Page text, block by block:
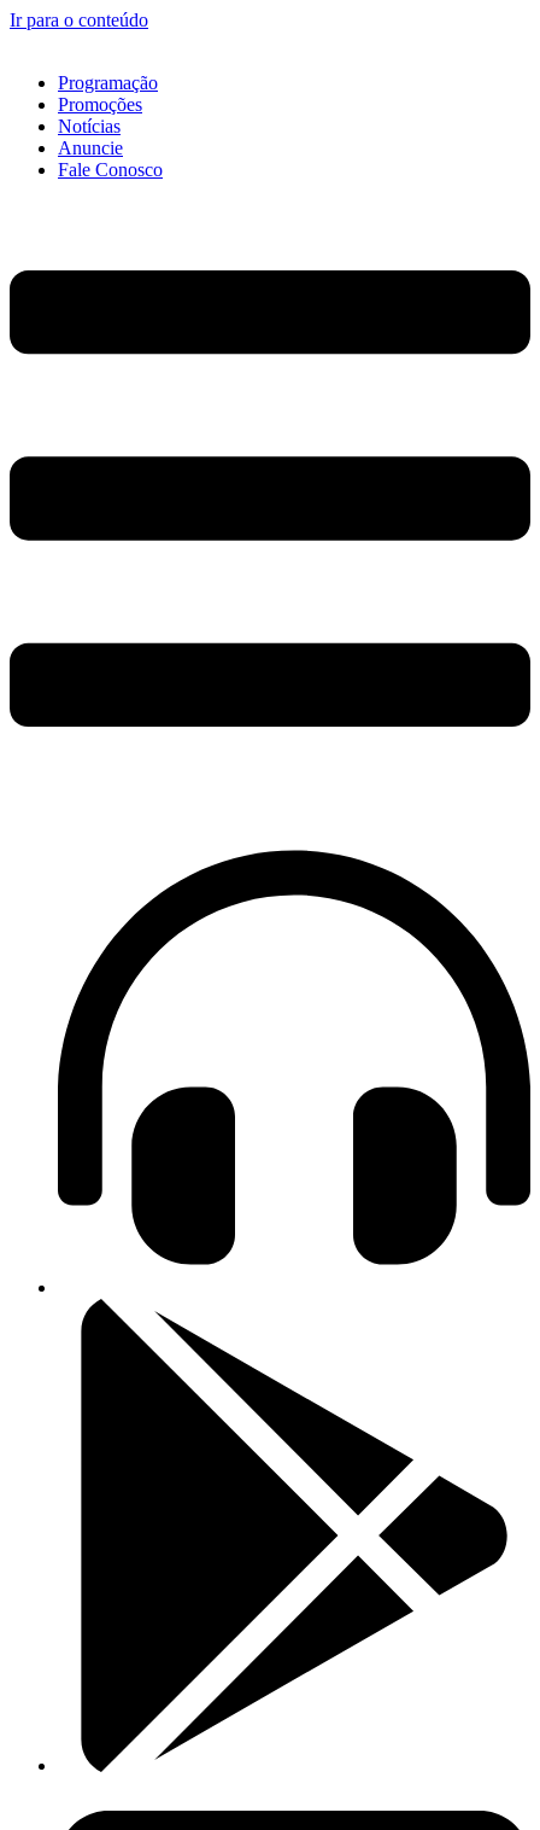
Ir para o conteúdo
Programação
Promoções
Notícias
Anuncie
Fale Conosco